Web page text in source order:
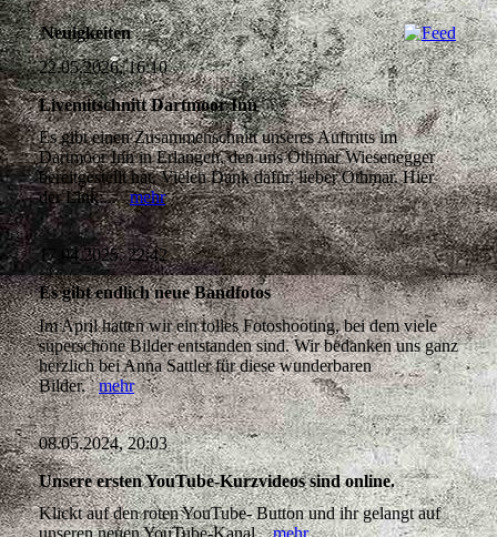
Es gibt einen Zusammenschnitt unseres Auftritts im
Dartmoor Inn in Erlangen, den uns Othmar Wiesenegger
bereitgestellt hat. Vielen Dank dafür, lieber Othmar. Hier
der Link:...mehr
17.04.2025, 22:42
Es gibt endlich neue Bandfotos
Im April hatten wir ein tolles Fotoshooting, bei dem viele
superschöne Bilder entstanden sind. Wir bedanken uns ganz
herzlich bei Anna Sattler für diese wunderbaren
Bilder.mehr
08.05.2024, 20:03
Unsere ersten YouTube-Kurzvideos sind online.
Klickt auf den roten YouTube- Button und ihr gelangt auf
unseren neuen YouTube-Kanal.mehr
Gästebuch